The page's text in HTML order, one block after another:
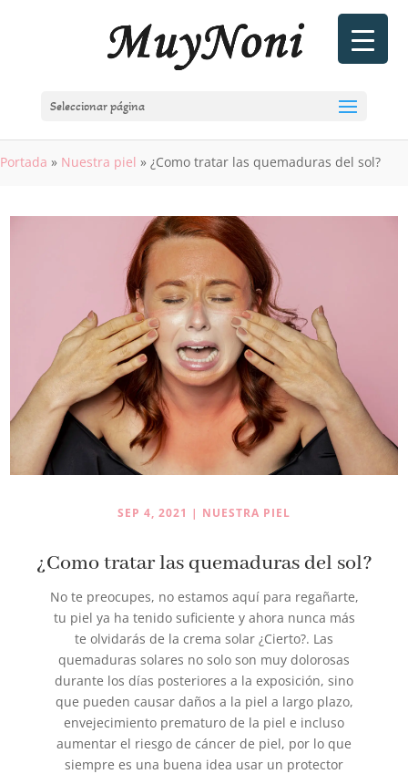
Seleccionar página
Portada » Nuestra piel » ¿Como tratar las quemaduras del sol?
SEP 4, 2021 | NUESTRA PIEL
¿Como tratar las quemaduras del sol?
No te preocupes, no estamos aquí para regañarte,
tu piel ya ha tenido suficiente y ahora nunca más
te olvidarás de la crema solar ¿Cierto?. Las
quemaduras solares no solo son muy dolorosas
durante los días posteriores a la exposición, sino
que pueden causar daños a la piel a largo plazo,
envejecimiento prematuro de la piel e incluso
aumentar el riesgo de cáncer de piel, por lo que
siempre es una buena idea usar un protector